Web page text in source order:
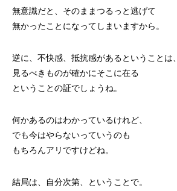
無意識だと、そのままつるっと逃げて
無かったことになってしまいますから。
逆に、不快感、抵抗感があるということは、
見るべきものが確かにそこに在る
ということの証でしょうね。
何かあるのはわかっているけれど、
でも今はやらないっていうのも
もちろんアリですけどね。
結局は、自分次第、ということで。